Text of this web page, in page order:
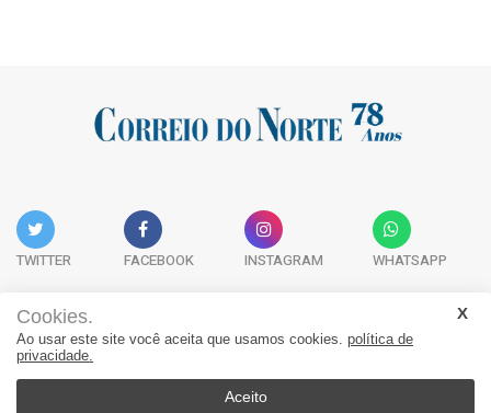
TWITTER FACEBOOK INSTAGRAM WHATSAPP
Acervo Digital Fale Conosco Quem Somos
Cookies.
Ao usar este site você aceita que usamos cookies. política de
privacidade.
Aceito